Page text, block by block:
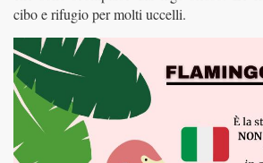
cibo e rifugio per molti uccelli.